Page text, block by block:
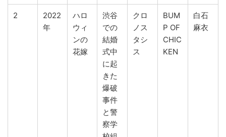
2
2022
年
ハロ
ウィ
ンの
花嫁
渋谷
での
結婚
式中
に起
きた
爆破
事件
と警
察学
クロ
ノス
タシ
ス
BUM
P OF
CHIC
KEN
白石
麻衣